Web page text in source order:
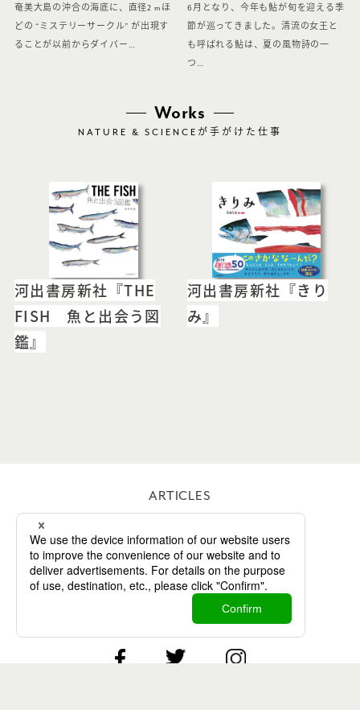
奄美大島の沖合の海底に、直径2 mほ
どの “ミステリーサークル” が出現す
ることが以前からダイバー…
6月となり、今年も鮎が旬を迎える季
節が巡ってきました。清流の女王と
も呼ばれる鮎は、夏の風物詩の一
つ…
Works
NATURE & SCIENCE が手がけた仕事
河出書房新社『THE
FISH 魚と出会う図
鑑』
河出書房新社『きり
み』
ARTICLES
WORKS
ABOUT
CONTACT